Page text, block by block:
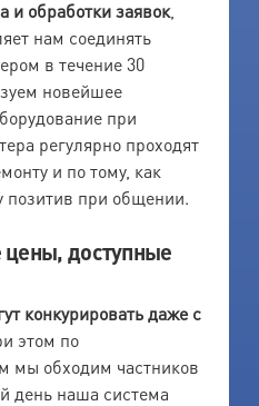
и обработки заявок,
нам соединять
в течение 30
новейшее
при
регулярно проходят
и по тому, как
позитив при общении.
доступные
конкурировать даже с
этом по
мы обходим частников
день наша система